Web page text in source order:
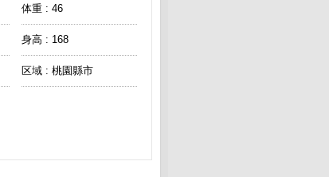
体重 : 46
身高 : 168
区域 : 桃園縣市